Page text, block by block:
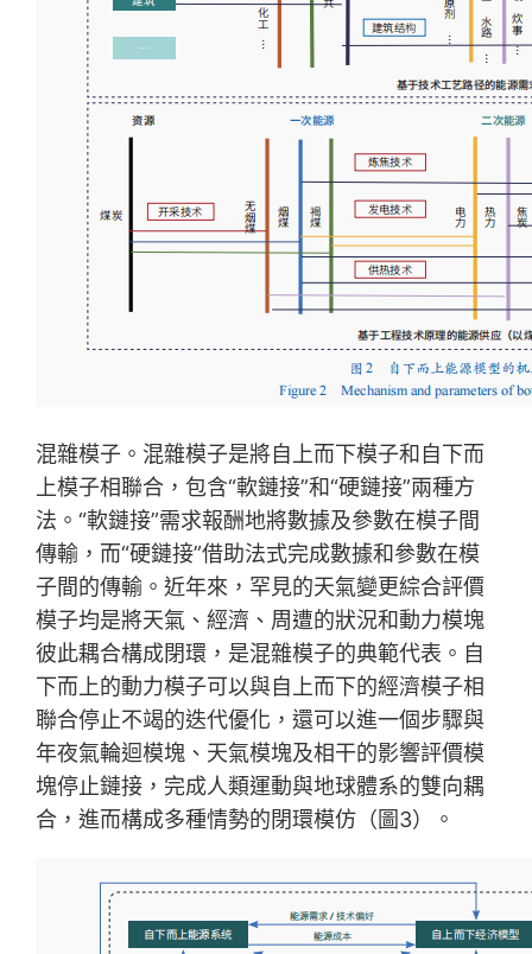
混雜模子。混雜模子是將自上而下模子和自下而
上模子相聯合，包含“軟鏈接”和“硬鏈接”兩種方
法。“軟鏈接”需求報酬地將數據及參數在模子間
傳輸，而“硬鏈接”借助法式完成數據和參數在模
子間的傳輸。近年來，罕見的天氣變更綜合評價
模子均是將天氣、經濟、周遭的狀況和動力模塊
彼此耦合構成閉環，是混雜模子的典範代表。自
下而上的動力模子可以與自上而下的經濟模子相
聯合停止不竭的迭代優化，還可以進一個步驟與
年夜氣輪迴模塊、天氣模塊及相干的影響評價模
塊停止鏈接，完成人類運動與地球體系的雙向耦
合，進而構成多種情勢的閉環模仿（圖3）。